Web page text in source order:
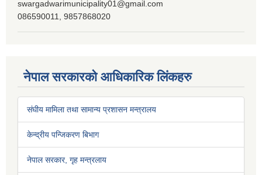
swargadwarimunicipality01@gmail.com
086590011, 9857868020
नेपाल सरकारको आधिकारिक लिंकहरु
संघीय मामिला तथा सामान्य प्रशासन मन्त्रालय
केन्द्रीय पन्जिकरण बिभाग
नेपाल सरकार, गृह मन्त्रलाय